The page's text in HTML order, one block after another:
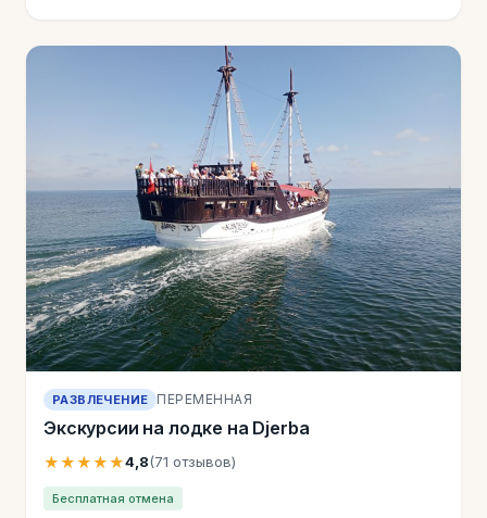
РАЗВЛЕЧЕНИЕ ПЕРЕМЕННАЯ
Экскурсии на лодке на Djerba
★★★★★4,8(71 отзывов)
Бесплатная отмена